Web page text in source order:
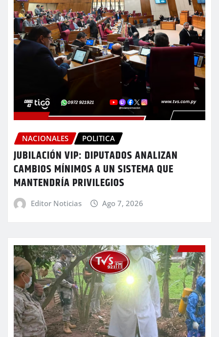
NACIONALES POLITICA
JUBILACIÓN VIP: DIPUTADOS ANALIZAN
CAMBIOS MÍNIMOS A UN SISTEMA QUE
MANTENDRÍA PRIVILEGIOS
Editor Noticias Ago 7, 2026